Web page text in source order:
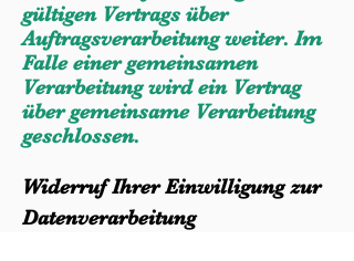
gültigen Vertrags über
Auftragsverarbeitung weiter. Im
Falle einer gemeinsamen
Verarbeitung wird ein Vertrag
über gemeinsame Verarbeitung
geschlossen.
Widerruf Ihrer Einwilligung zur
Datenverarbeitung